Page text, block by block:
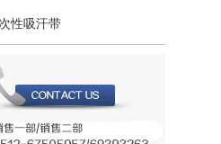
性吸汗带